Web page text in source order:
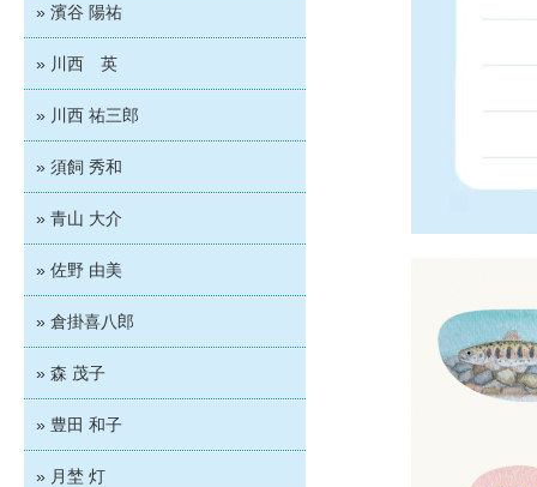
» 濱谷 陽祐
» 川西 英
» 川西 祐三郎
» 須飼 秀和
» 青山 大介
» 佐野 由美
» 倉掛喜八郎
» 森 茂子
» 豊田 和子
» 月埜 灯